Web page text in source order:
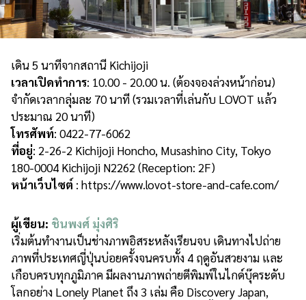
เดิน 5 นาทีจากสถานี Kichijoji
เวลาเปิดทำการ: 10.00 - 20.00 น. (ต้องจองล่วงหน้าก่อน)
จำกัดเวลากลุ่มละ 70 นาที (รวมเวลาที่เล่นกับ LOVOT แล้ว
ประมาณ 20 นาที)
โทรศัพท์: 0422-77-6062
ที่อยู่: 2-26-2 Kichijoji Honcho, Musashino City, Tokyo
180-0004 Kichijoji N2262 (Reception: 2F)
หน้าเว็บไซต์ : https://www.lovot-store-and-cafe.com/
ผู้เขียน: ชินพงศ์ มุ่งศิริ
เริ่มต้นทำงานเป็นช่างภาพอิสระหลังเรียนจบ เดินทางไปถ่าย
ภาพที่ประเทศญี่ปุ่นบ่อยครั้งจนครบทั้ง 4 ฤดูอันสวยงาม และ
เกือบครบทุกภูมิภาค มีผลงานภาพถ่ายตีพิมพ์ในไกด์บุ๊คระดับ
โลกอย่าง Lonely Planet ถึง 3 เล่ม คือ Discovery Japan,